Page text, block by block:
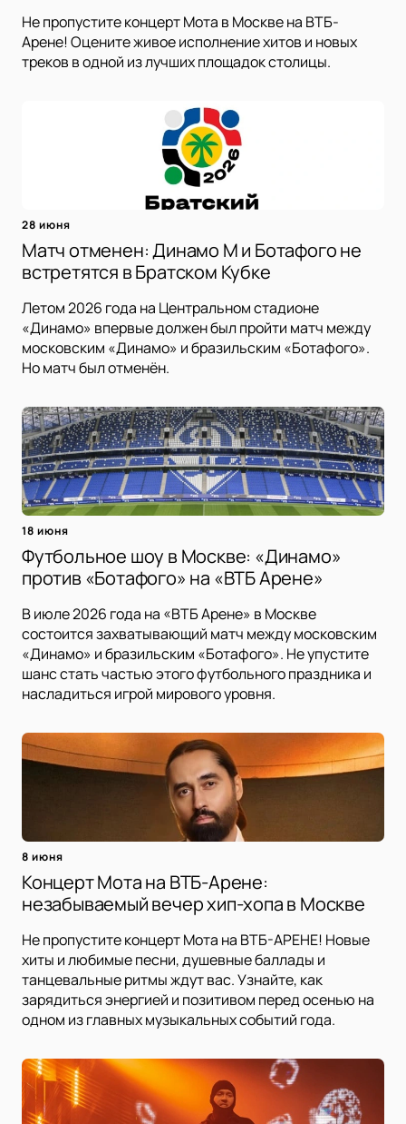
Не пропустите концерт Мота в Москве на ВТБ-
Арене! Оцените живое исполнение хитов и новых
треков в одной из лучших площадок столицы.
28 июня
Матч отменен: Динамо М и Ботафого не
встретятся в Братском Кубке
Летом 2026 года на Центральном стадионе
«Динамо» впервые должен был пройти матч между
московским «Динамо» и бразильским «Ботафого».
Но матч был отменён.
18 июня
Футбольное шоу в Москве: «Динамо»
против «Ботафого» на «ВТБ Арене»
В июле 2026 года на «ВТБ Арене» в Москве
состоится захватывающий матч между московским
«Динамо» и бразильским «Ботафого». Не упустите
шанс стать частью этого футбольного праздника и
насладиться игрой мирового уровня.
8 июня
Концерт Мота на ВТБ-Арене:
незабываемый вечер хип-хопа в Москве
Не пропустите концерт Мота на ВТБ-АРЕНЕ! Новые
хиты и любимые песни, душевные баллады и
танцевальные ритмы ждут вас. Узнайте, как
зарядиться энергией и позитивом перед осенью на
одном из главных музыкальных событий года.